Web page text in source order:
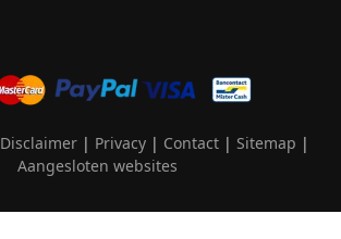
Disclaimer| Privacy| Contact| Sitemap |
Aangesloten websites